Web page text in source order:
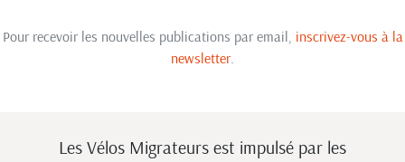
Pour recevoir les nouvelles publications par email, inscrivez-vous à la
newsletter.
Les Vélos Migrateurs est impulsé par les